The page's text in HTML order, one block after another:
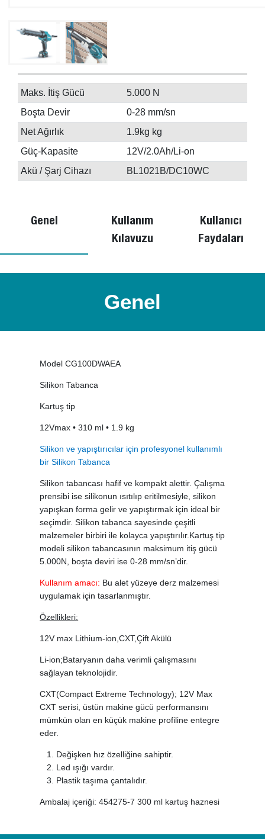
Maks. İtiş Gücü
5.000 N
Boşta Devir
0-28 mm/sn
Net Ağırlık
1.9kg kg
Güç-Kapasite
12V/2.0Ah/Li-on
Akü / Şarj Cihazı
BL1021B/DC10WC
Genel
Kullanım
Kılavuzu
Kullanıcı
Faydaları
Genel
Model CG100DWAEA
Silikon Tabanca
Kartuş tip
12Vmax • 310 ml • 1.9 kg
Silikon ve yapıştırıcılar için profesyonel kullanımlı
bir Silikon Tabanca
Silikon tabancası hafif ve kompakt alettir. Çalışma
prensibi ise silikonun ısıtılıp eritilmesiyle, silikon
yapışkan forma gelir ve yapıştırmak için ideal bir
seçimdir. Silikon tabanca sayesinde çeşitli
malzemeler birbiri ile kolayca yapıştırılır.Kartuş tip
modeli silikon tabancasının maksimum itiş gücü
5.000N, boşta deviri ise 0-28 mm/sn’dir.
Kullanım amacı: Bu alet yüzeye derz malzemesi
uygulamak için tasarlanmıştır.
Özellikleri:
12V max Lithium-ion,CXT,Çift Akülü
Li-ion;Bataryanın daha verimli çalışmasını
sağlayan teknolojidir.
CXT(Compact Extreme Technology); 12V Max
CXT serisi, üstün makine gücü performansını
mümkün olan en küçük makine profiline entegre
eder.
Değişken hız özelliğine sahiptir.
Led ışığı vardır.
Plastik taşıma çantalıdır.
Ambalaj içeriği: 454275-7 300 ml kartuş haznesi